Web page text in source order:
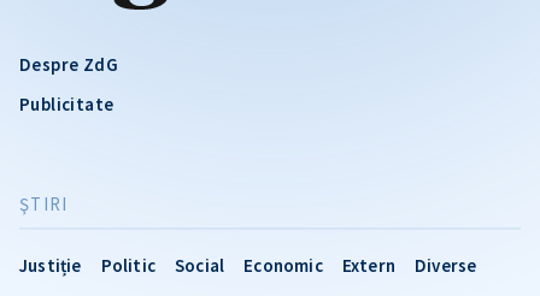
Despre ZdG
Publicitate
ŞTIRI
Justiție Politic Social Economic Extern Diverse